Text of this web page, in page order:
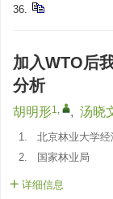
36.
加入WTO后
分析
胡明形1, , 汤晓
1.
北京林业大学
2.
国家林业局
详细信息